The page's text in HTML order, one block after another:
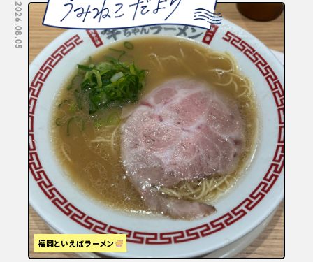
2026.08.05
福岡といえばラーメン